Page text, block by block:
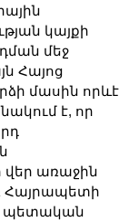
կայքի
մեջ
Հայոց
մասին որևէ
է, որ
վեր առաջին
պետական